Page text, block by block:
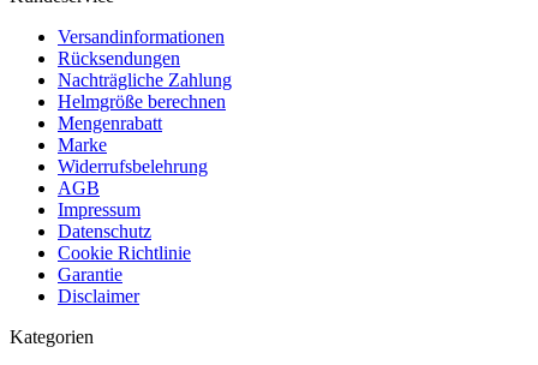
Versandinformationen
Rücksendungen
Nachträgliche Zahlung
Helmgröße berechnen
Mengenrabatt
Marke
Widerrufsbelehrung
AGB
Impressum
Datenschutz
Cookie Richtlinie
Garantie
Disclaimer
Kategorien